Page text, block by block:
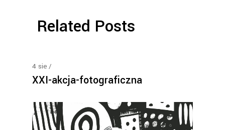
Related Posts
4 sie
XXI-akcja-fotograficzna